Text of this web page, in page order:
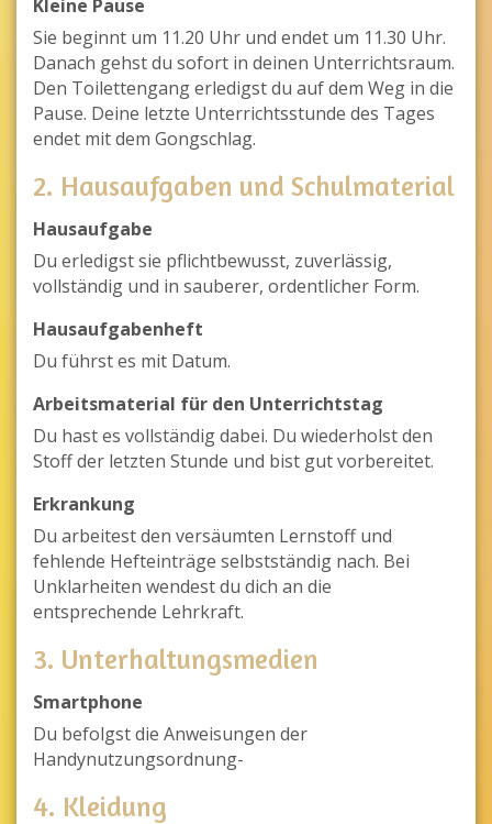
Kleine Pause
Sie beginnt um 11.20 Uhr und endet um 11.30 Uhr.
Danach gehst du sofort in deinen Unterrichtsraum.
Den Toilettengang erledigst du auf dem Weg in die
Pause. Deine letzte Unterrichtsstunde des Tages
endet mit dem Gongschlag.
2. Hausaufgaben und Schulmaterial
Hausaufgabe
Du erledigst sie pflichtbewusst, zuverlässig,
vollständig und in sauberer, ordentlicher Form.
Hausaufgabenheft
Du führst es mit Datum.
Arbeitsmaterial für den Unterrichtstag
Du hast es vollständig dabei. Du wiederholst den
Stoff der letzten Stunde und bist gut vorbereitet.
Erkrankung
Du arbeitest den versäumten Lernstoff und
fehlende Hefteinträge selbstständig nach. Bei
Unklarheiten wendest du dich an die
entsprechende Lehrkraft.
3. Unterhaltungsmedien
Smartphone
Du befolgst die Anweisungen der
Handynutzungsordnung-
4. Kleidung